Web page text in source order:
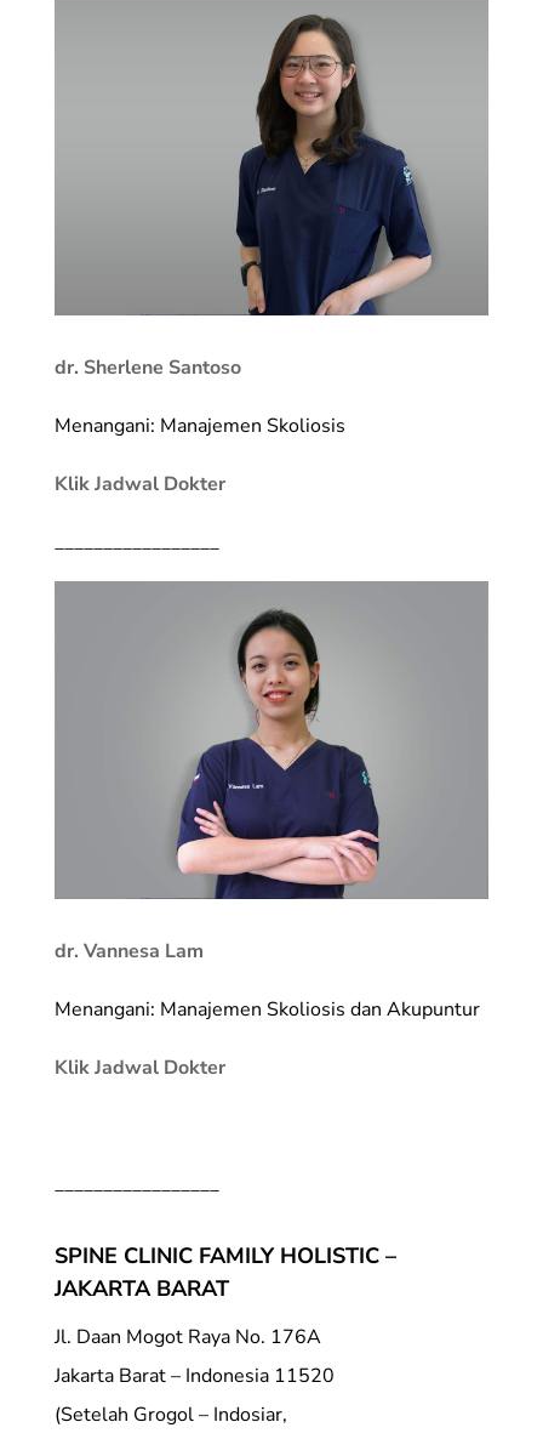
dr. Sherlene Santoso
Menangani: Manajemen Skoliosis
Klik Jadwal Dokter
_________________
dr. Vannesa Lam
Menangani: Manajemen Skoliosis dan Akupuntur
Klik Jadwal Dokter
_________________
SPINE CLINIC FAMILY HOLISTIC –
JAKARTA BARAT
Jl. Daan Mogot Raya No. 176A
Jakarta Barat – Indonesia 11520
(Setelah Grogol – Indosiar,